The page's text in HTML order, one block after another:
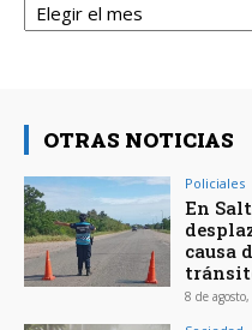
OTRAS NOTICIAS
Policiales
En
causa
8 de